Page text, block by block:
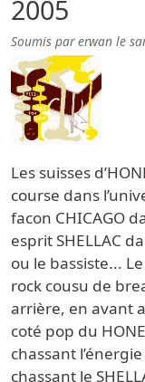
2005
Soumis parerwan le
Les suisses
course dans
facon CHICAGO
esprit SHELLAC
ou le bassiste...
rock cousu de
arrière, en avant
coté pop du
chassant
chassant le